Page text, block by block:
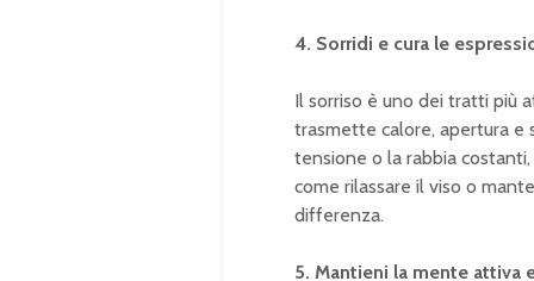
4. Sorridi e cura le
Il sorriso è uno dei tratti più
trasmette calore, apertura e
tensione o la rabbia
come rilassare il viso o
differenza.
5. Mantieni la mente attiva